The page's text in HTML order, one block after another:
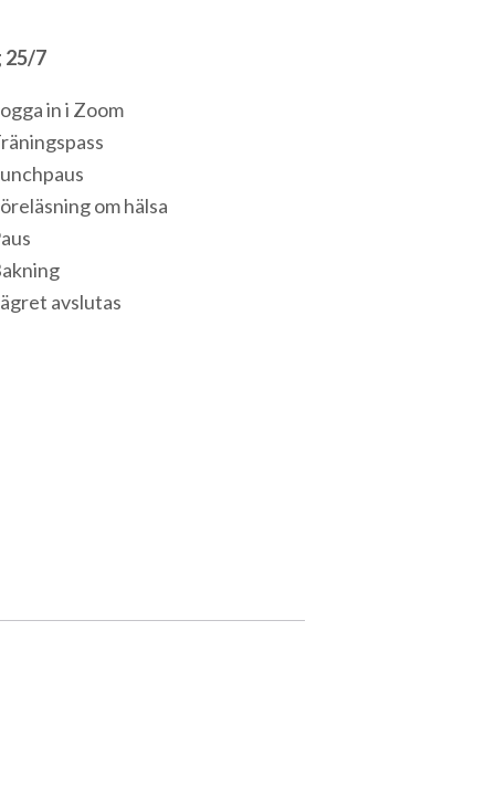
25/7
in i Zoom
om hälsa
avslutas